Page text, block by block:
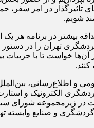
تاثیرگذار در امر سفر،
شویم.
بیشتر در برنامه هر یک
تهران را در
آن‌ها خواست تا با جزییات
و اطلاع‌رسانی،
الکترونیک و
در زیرمجموعه شورای
گردشگری و صنایع وابسته